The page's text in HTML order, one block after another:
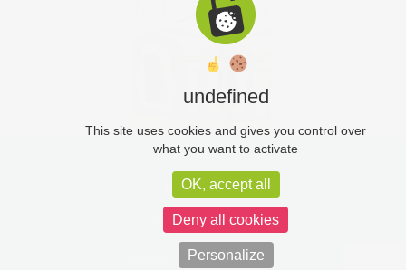
Liens utiles
Plan du site
Mentions légales
Politique de confidentialité
undefined
This site uses cookies and gives you control over
what you want to activate
OK, accept all
Deny all cookies
Personalize